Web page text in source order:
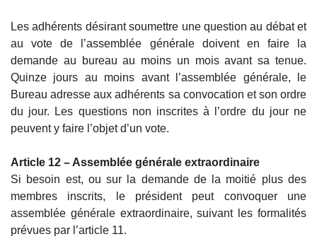
Les adhérents désirant soumettre une question au débat et
au vote de l’assemblée générale doivent en faire la
demande au bureau au moins un mois avant sa tenue.
Quinze jours au moins avant l’assemblée générale, le
Bureau adresse aux adhérents sa convocation et son ordre
du jour. Les questions non inscrites à l’ordre du jour ne
peuvent y faire l’objet d’un vote.
Article 12 – Assemblée générale extraordinaire
Si besoin est, ou sur la demande de la moitié plus des
membres inscrits, le président peut convoquer une
assemblée générale extraordinaire, suivant les formalités
prévues par l’article 11.